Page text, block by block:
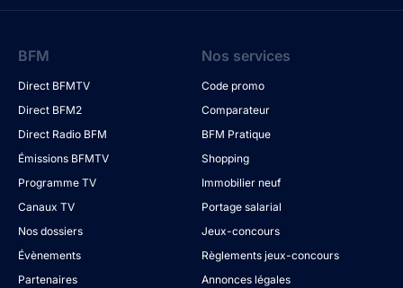
BFM
Direct BFMTV
Direct BFM2
Direct Radio BFM
Émissions BFMTV
Programme TV
Canaux TV
Nos dossiers
Évènements
Partenaires
Nos services
Code promo
Comparateur
BFM Pratique
Shopping
Immobilier neuf
Portage salarial
Jeux-concours
Règlements jeux-concours
Annonces légales